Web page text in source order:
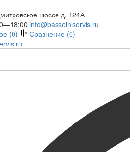
шоссе д. 124А
info@basseiniservis.ru
(0) Сравнение (0)